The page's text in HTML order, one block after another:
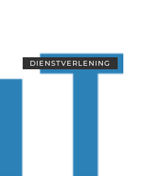
DIENSTVERLENING